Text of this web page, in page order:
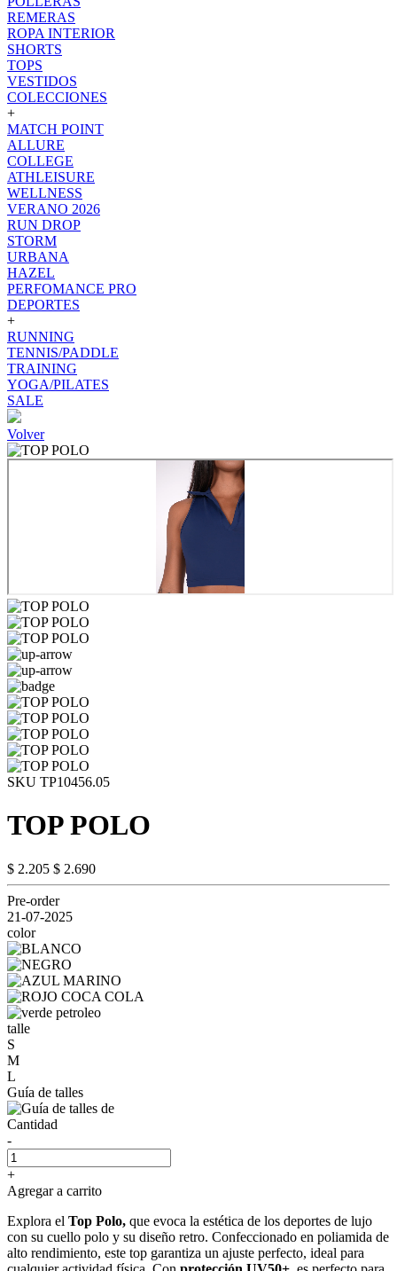
REMERAS
ROPA INTERIOR
SHORTS
TOPS
VESTIDOS
COLECCIONES
+
MATCH POINT
ALLURE
COLLEGE
ATHLEISURE
WELLNESS
VERANO 2026
RUN DROP
STORM
URBANA
HAZEL
PERFOMANCE PRO
DEPORTES
+
RUNNING
TENNIS/PADDLE
TRAINING
YOGA/PILATES
SALE
Volver
SKU TP10456.05
TOP POLO
$ 2.205 $ 2.690
Pre-order
21-07-2025
color
talle
S
M
L
Guía de talles
Cantidad
-
+
Agregar a carrito
Explora el Top Polo, que evoca la estética de los deportes de lujo
con su cuello polo y su diseño retro. Confeccionado en poliamida de
alto rendimiento, este top garantiza un ajuste perfecto, ideal para